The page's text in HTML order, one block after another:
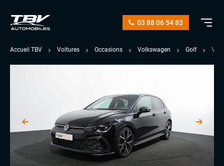
03 88 06 54 83
Accueil TBV Voitures Occasions Volkswagen Golf VIII